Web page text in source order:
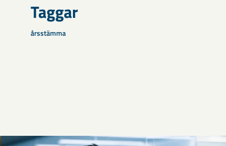
Taggar
årsstämma